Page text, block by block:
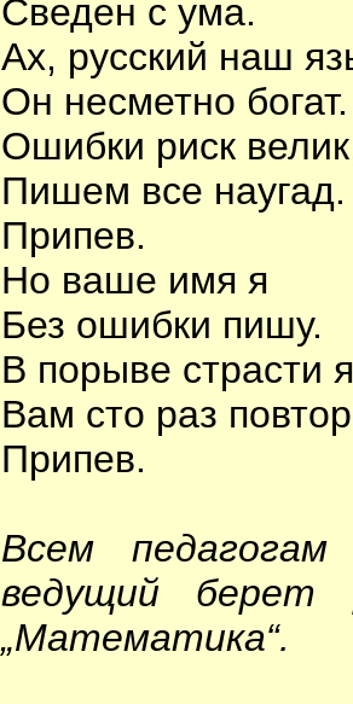
Сведен с ума.
Ах, русский наш
Он несметно богат.
Ошибки риск
Пишем все наугад.
Припев.
Но ваше имя я
Без ошибки пишу.
В порыве страсти я
Вам сто раз
Припев.
Всем
ведущий берет
„Математика“.